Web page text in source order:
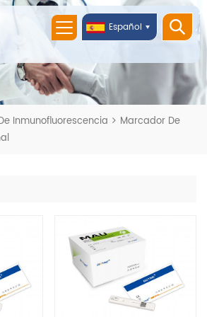
Español
Inmunofluorescencia
Marcador De